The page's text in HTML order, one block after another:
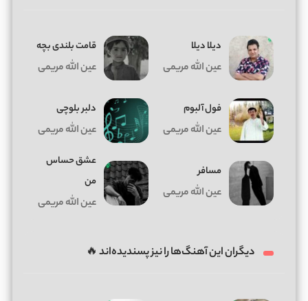
دیلا دیلا
عین الله مریمی
ﻗﺎﻣﺖ ﺑﻠﻨﺪی ﺑﭽﻪ
عین الله مریمی
فول آلبوم
عین الله مریمی
دلبر بلوچی
عین الله مریمی
مسافر
عین الله مریمی
عشق حساس
من
عین الله مریمی
دیگران این آهنگ‌ها را نیز پسندیده‌اند 🔥